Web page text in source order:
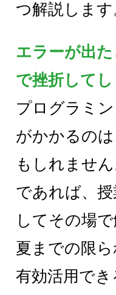
つ解説します
エラーが出
で挫折して
プログラミ
がかかるの
もしれませ
であれば、
してその場
夏までの限
有効活用で